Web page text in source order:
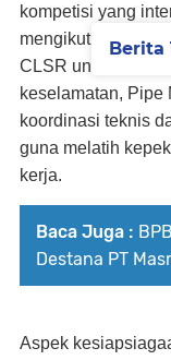
kompetisi yang
mengikuti
CLSR untuk
keselamatan, Pipe
koordinasi teknis
guna melatih
kerja.
Baca Juga :
Destana PT
Aspek
Berita